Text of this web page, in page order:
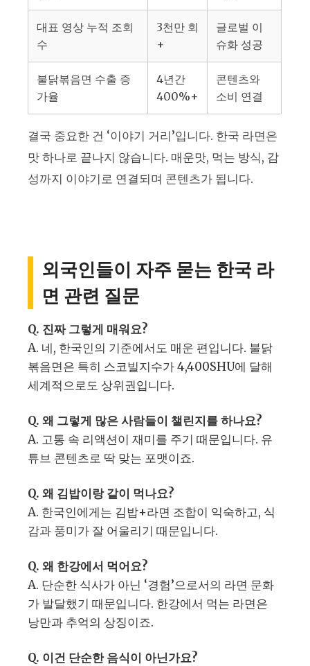
대표 영상 누적 조회
수
3천만 회
+
글로벌 이
슈화 성공
불닭볶음면 수출 증
가율
4년간
400%+
콘텐츠와
소비 연결
결국 중요한 건 ‘이야기 거리’입니다. 한국 라면은
맛 하나로 끝나지 않습니다. 매운맛, 먹는 방식, 감
성까지 이야기로 연결되며 콘텐츠가 됩니다.
외국인들이 자주 묻는 한국 라
면 관련 질문
Q. 진짜 그렇게 매워요?
A. 네, 한국인의 기준에서도 매운 편입니다. 불닭
볶음면은 특히 스코빌지수가 4,400SHU에 달해
세계적으로도 상위권입니다.
Q. 왜 그렇게 많은 사람들이 챌린지를 하나요?
A. 고통 속 리액션이 재미를 주기 때문입니다. 유
튜브 콘텐츠로 딱 맞는 포맷이죠.
Q. 왜 김밥이랑 같이 먹나요?
A. 한국인에게는 김밥+라면 조합이 익숙하고, 식
감과 풍미가 잘 어울리기 때문입니다.
Q. 왜 한강에서 먹어요?
A. 단순한 식사가 아닌 ‘경험’으로서의 라면 문화
가 발달했기 때문입니다. 한강에서 먹는 라면은
낭만과 추억의 상징이죠.
Q. 이건 단순한 음식이 아닌가요?